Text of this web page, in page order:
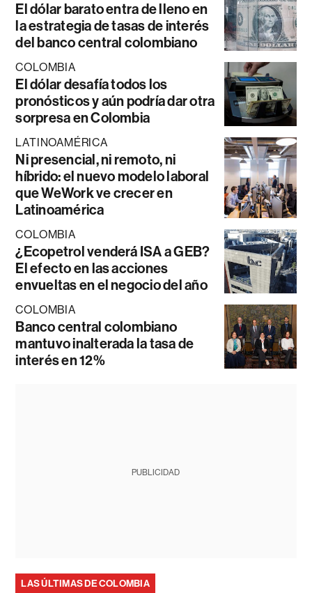
El dólar barato entra de lleno en
la estrategia de tasas de interés
del banco central colombiano
COLOMBIA
El dólar desafía todos los
pronósticos y aún podría dar otra
sorpresa en Colombia
LATINOAMÉRICA
Ni presencial, ni remoto, ni
híbrido: el nuevo modelo laboral
que WeWork ve crecer en
Latinoamérica
COLOMBIA
¿Ecopetrol venderá ISA a GEB?
El efecto en las acciones
envueltas en el negocio del año
COLOMBIA
Banco central colombiano
mantuvo inalterada la tasa de
interés en 12%
PUBLICIDAD
LAS ÚLTIMAS DE COLOMBIA